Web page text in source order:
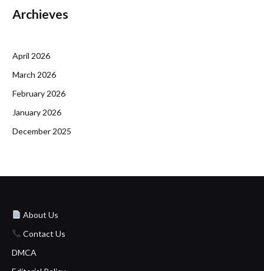
Archieves
April 2026
March 2026
February 2026
January 2026
December 2025
About Us
Contact Us
DMCA